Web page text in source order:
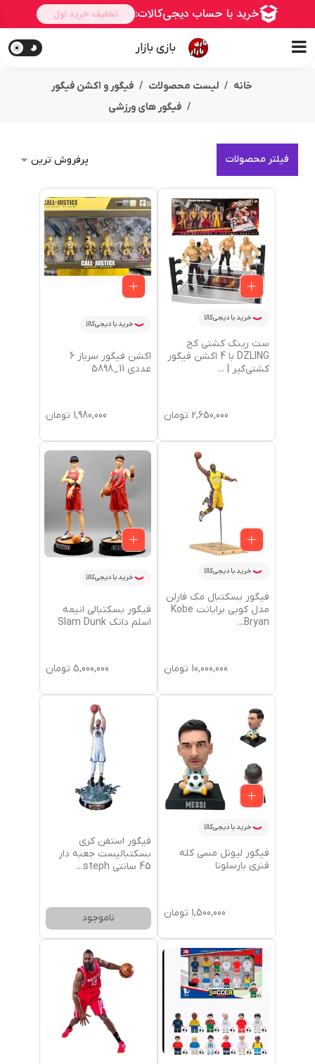
بازی بازار
خانه لیست محصولات
فیگور و اکشن فیگور
فیگور های ورزشی
فیلتر محصولات
خرید با دیجی‌کالا
ست رینگ کشتی کج
DZLING با 4 اکشن فیگور
کشتی‌گیر | ...
2,650,000 تومان
خرید با دیجی‌کالا
اکشن فیگور سرباز 6
عددی 11_5898
1,980,000 تومان
خرید با دیجی‌کالا
فیگور بسکتبال مک فارلن
مدل کوبی برایانت Kobe
Bryan
...
10,000,000 تومان
خرید با دیجی‌کالا
فیگور بسکتبالی انیمه
اسلم دانک Slam Dunk
5,000,000 تومان
خرید با دیجی‌کالا
فیگور لیونل مسی کله
فنری بارسلونا
1,500,000 تومان
فیگور استفن کری
بسکتبالیست جعبه دار
45 سانتی steph
...
ناموجود